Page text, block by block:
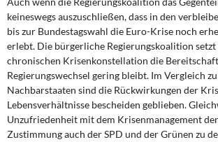
keineswegs auszuschließen, dass in den
bis zur Bundestagswahl die Euro-Krise noch
erlebt. Die bürgerliche Regierungskoalition setzt
chronischen Krisenkonstellation die
Regierungswechsel gering bleibt. Im Vergleich
Nachbarstaaten sind die Rückwirkun­gen der
Lebensverhältnisse bescheiden geblieben.
Unzufriedenheit mit dem Krisenmanagement
Zustimmung auch der SPD und der Grünen zu